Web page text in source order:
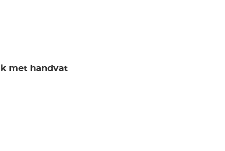
met handvat